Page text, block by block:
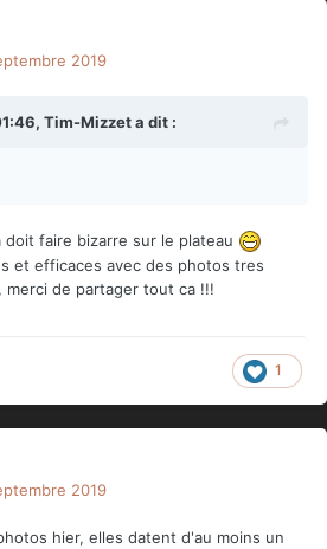
2019
Tim-Mizzeta dit :
faire bizarre sur le plateau
et efficaces avec des photos tres
de partager tout ca !!!
1
2019
hier, elles datent d'au moins un